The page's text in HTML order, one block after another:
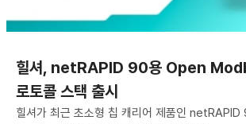
힐셔, netRAPID 90용 Open
로토콜 스택 출시
힐셔가 최근 초소형 칩 캐리어 제품인